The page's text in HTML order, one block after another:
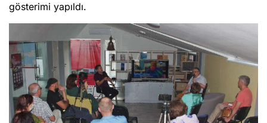
gösterimi yapıldı.